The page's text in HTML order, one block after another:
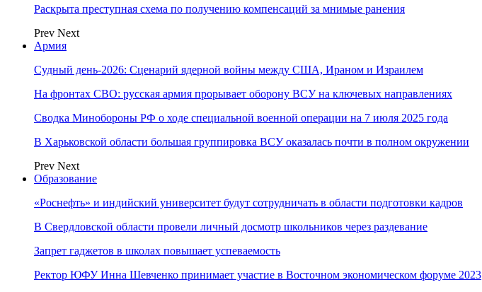
Раскрыта преступная схема по получению компенсаций за мнимые ранения
Prev Next
Армия
Судный день-2026: Сценарий ядерной войны между США, Ираном и Израилем
На фронтах СВО: русская армия прорывает оборону ВСУ на ключевых направлениях
Сводка Минобороны РФ о ходе специальной военной операции на 7 июля 2025 года
В Харьковской области большая группировка ВСУ оказалась почти в полном окружении
Prev Next
Образование
«Роснефть» и индийский университет будут сотрудничать в области подготовки кадров
В Свердловской области провели личный досмотр школьников через раздевание
Запрет гаджетов в школах повышает успеваемость
Ректор ЮФУ Инна Шевченко принимает участие в Восточном экономическом форуме 2023